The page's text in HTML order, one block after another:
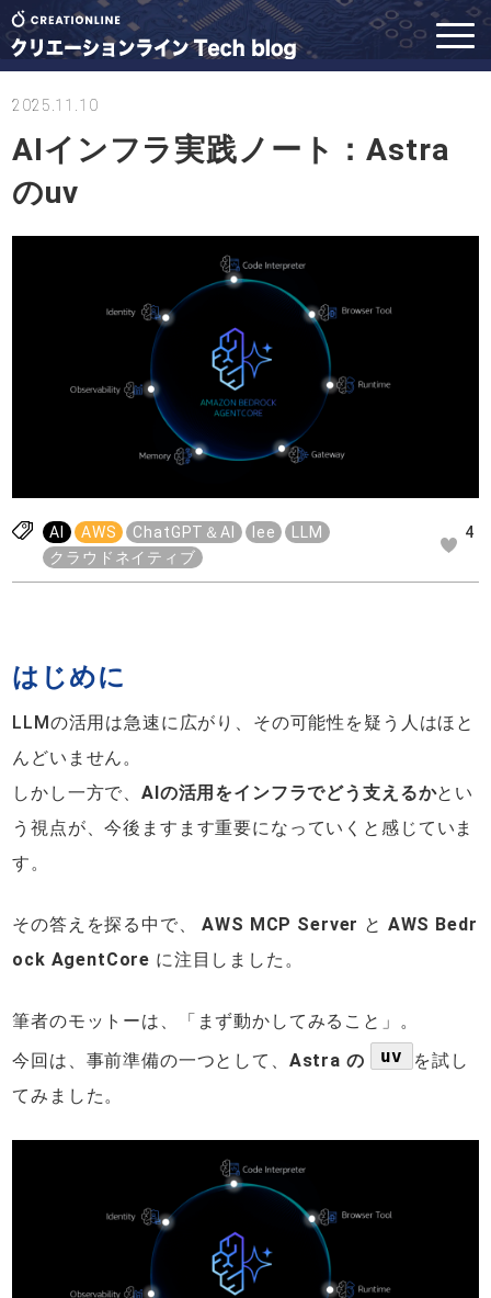
2025.11.10
AIインフラ実践ノート：Astra
のuv
AI AWS ChatGPT＆AI lee
LLM
クラウドネイティブ
4
はじめに
LLMの活用は急速に広がり、その可能性を疑う人はほと
んどいません。
しかし一方で、AIの活用をインフラでどう支えるかとい
う視点が、今後ますます重要になっていくと感じていま
す。
その答えを探る中で、AWS MCP Server と AWS Bedr
ock AgentCore に注目しました。
筆者のモットーは、「まず動かしてみること」。
今回は、事前準備の一つとして、 Astra の uv
を試し
てみました。